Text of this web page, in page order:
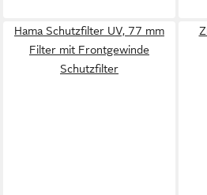
Hama Schutzfilter UV, 77 mm
Filter mit Frontgewinde
Schutzfilter